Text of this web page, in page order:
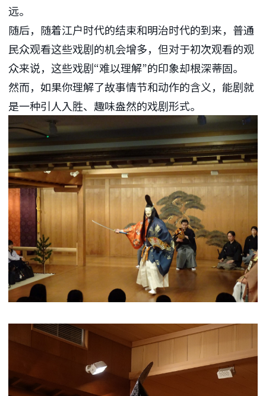
远。
随后，随着江户时代的结束和明治时代的到来，普通
民众观看这些戏剧的机会增多，但对于初次观看的观
众来说，这些戏剧“难以理解”的印象却根深蒂固。
然而，如果你理解了故事情节和动作的含义，能剧就
是一种引人入胜、趣味盎然的戏剧形式。